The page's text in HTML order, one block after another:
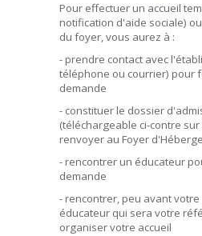
Pour effectuer un accueil
notification d'aide sociale)
du foyer, vous aurez à :
- prendre contact avec
téléphone ou courrier) pour
demande
- constituer le dossier
(téléchargeable ci-contre
renvoyer au Foyer
- rencontrer un éducateur
demande
- rencontrer, peu avant
éducateur qui sera votre
organiser votre accueil